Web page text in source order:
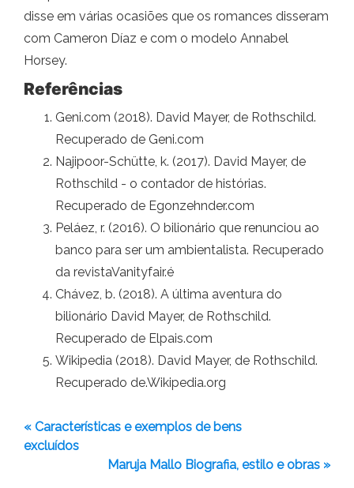
disse em várias ocasiões que os romances disseram
com Cameron Díaz e com o modelo Annabel
Horsey.
Referências
Geni.com (2018). David Mayer, de Rothschild.
Recuperado de Geni.com
Najipoor-Schütte, k. (2017). David Mayer, de
Rothschild - o contador de histórias.
Recuperado de Egonzehnder.com
Peláez, r. (2016). O bilionário que renunciou ao
banco para ser um ambientalista. Recuperado
da revistaVanityfair.é
Chávez, b. (2018). A última aventura do
bilionário David Mayer, de Rothschild.
Recuperado de Elpais.com
Wikipedia (2018). David Mayer, de Rothschild.
Recuperado de.Wikipedia.org
« Características e exemplos de bens
excluídos
Maruja Mallo Biografia, estilo e obras »